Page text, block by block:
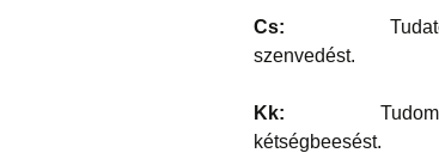
Cs: Tudatomban
szenvedést.
Kk:
kétségbeesést.